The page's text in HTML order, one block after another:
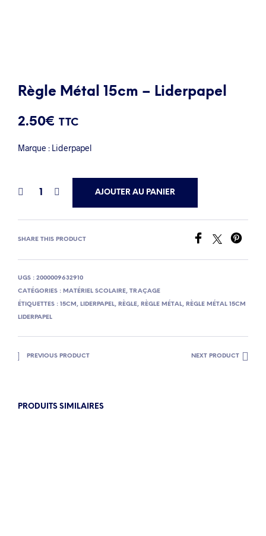
Règle Métal 15cm – Liderpapel
2.50€ TTC
Marque : Liderpapel
AJOUTER AU PANIER
SHARE THIS PRODUCT
UGS : 2000009632910
CATÉGORIES : MATÉRIEL SCOLAIRE, TRAÇAGE
ÉTIQUETTES : 15CM , LIDERPAPEL, RÈGLE, RÈGLE MÉTAL, RÈGLE MÉTAL 15CM
LIDERPAPEL
PREVIOUS PRODUCT NEXT PRODUCT
PRODUITS SIMILAIRES